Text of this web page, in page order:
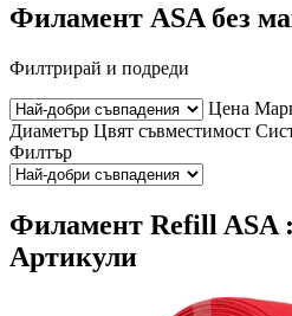
Филамент ASA без
Филтрирай и подреди
Цена
Диаметър Цвят съвместимост
Филтър
Филамент Refill ASA :
Артикули